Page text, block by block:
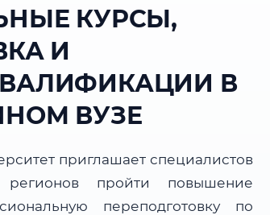
КУРСЫ,
И
В
ВУЗЕ
приглашает специалистов
пройти повышение
переподготовку по